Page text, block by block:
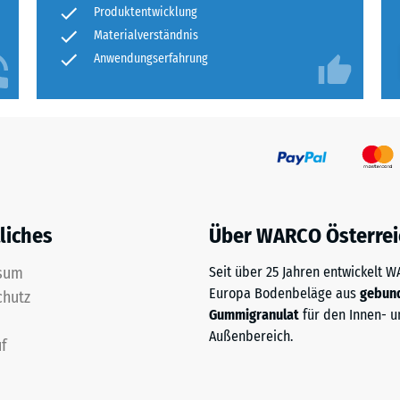
und naturnaher Gestaltung machen die
Wahl.
ausgewählt.
Produktentwicklung
Materialverständnis
Anwendungserfahrung
Über WARCO
Seit über 25 Jahren entwickelt
Europa Bodenbeläge aus
Gummigranulat für den Innen-
Außenbereich.